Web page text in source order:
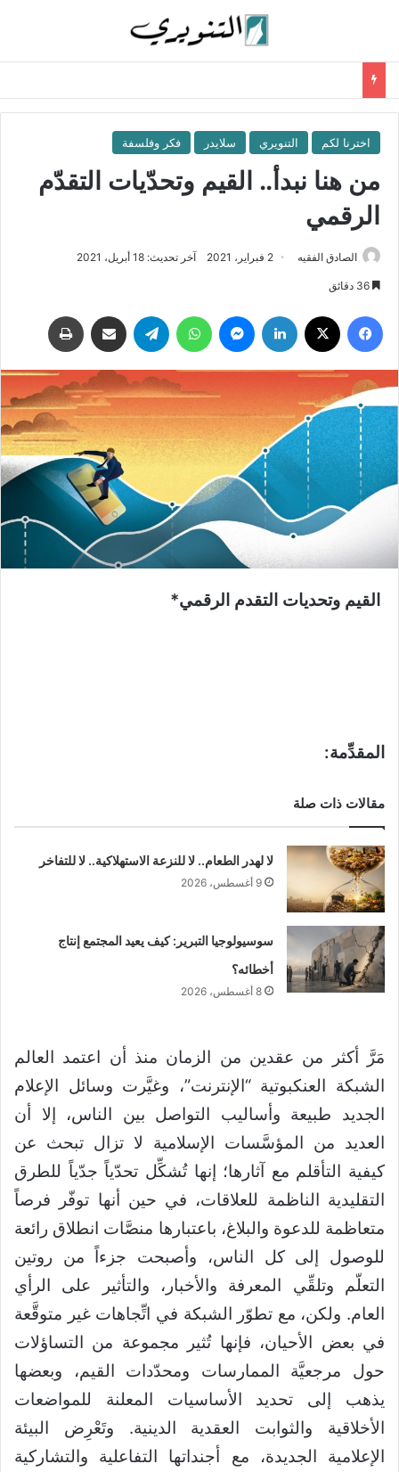
اخترنا لكم التنويري سلايدر فكر وفلسفة
من هنا نبدأ.. القيم وتحدّيات التقدّم
الرقمي
الصادق الفقيه 2 فبراير، 2021 آخر تحديث: 18 أبريل، 2021
القيم وتحديات التقدم الرقمي*
المقدِّمة:
مقالات ذات صلة
لا لهدر الطعام.. لا للنزعة الاستهلاكية.. لا للتفاخر
9 أغسطس، 2026
سوسيولوجيا التبرير: كيف يعيد المجتمع إنتاج
أخطائه؟
8 أغسطس، 2026
مَرَّ أكثر من عقدين من الزمان منذ أن اعتمد العالم
الشبكة العنكبوتية “الإنترنت”، وغيَّرت وسائل الإعلام
الجديد طبيعة وأساليب التواصل بين الناس، إلا أن
العديد من المؤسَّسات الإسلامية لا تزال تبحث عن
كيفية التأقلم مع آثارها؛ إنها تُشكِّل تحدّياً جدّياً للطرق
التقليدية الناظمة للعلاقات، في حين أنها توفّر فرصاً
متعاظمة للدعوة والبلاغ، باعتبارها منصَّات انطلاق رائعة
للوصول إلى كل الناس، وأصبحت جزءاً من روتين
التعلّم وتلقِّي المعرفة والأخبار، والتأثير على الرأي
العام. ولكن، مع تطوّر الشبكة في اتِّجاهات غير متوقَّعة
في بعض الأحيان، فإنها تُثير مجموعة من التساؤلات
حول مرجعيَّة الممارسات ومحدّدات القيم، وبعضها
يذهب إلى تحديد الأساسيات المعلنة للمواضعات
الأخلاقية والثوابت العقدية الدينية. وتَعْرِض البيئة
الإعلامية الجديدة، مع أجنداتها التفاعلية والتشاركية